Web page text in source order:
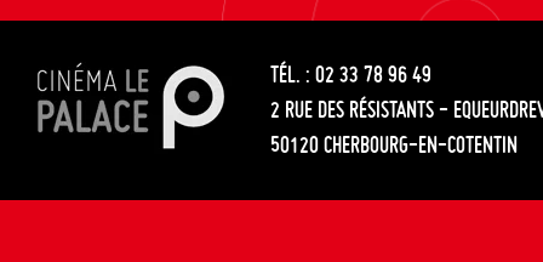
les
articles
entre
les
articles
TÉL. : 02 33 78 96 49
2 RUE DES RÉSISTANTS -
50120 CHERBOURG-EN-COTENTIN